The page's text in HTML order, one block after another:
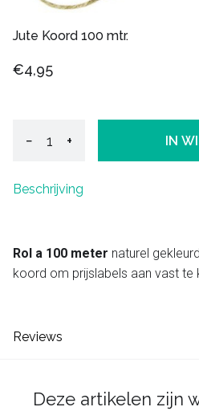
Jute Koord 100 mtr.
€4,95
− + IN
Beschrijving
Rol a 100 meter naturel
koord om prijslabels aan vast te
Reviews
Deze artikelen zijn